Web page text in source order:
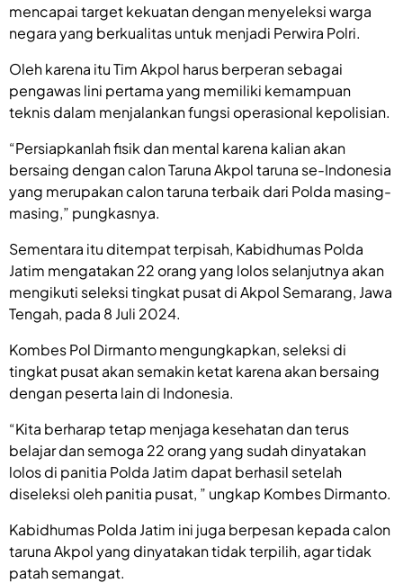
mencapai target kekuatan dengan menyeleksi warga
negara yang berkualitas untuk menjadi Perwira Polri.
Oleh karena itu Tim Akpol harus berperan sebagai
pengawas lini pertama yang memiliki kemampuan
teknis dalam menjalankan fungsi operasional kepolisian.
“Persiapkanlah fisik dan mental karena kalian akan
bersaing dengan calon Taruna Akpol taruna se-Indonesia
yang merupakan calon taruna terbaik dari Polda masing-
masing,” pungkasnya.
Sementara itu ditempat terpisah, Kabidhumas Polda
Jatim mengatakan 22 orang yang lolos selanjutnya akan
mengikuti seleksi tingkat pusat di Akpol Semarang, Jawa
Tengah, pada 8 Juli 2024.
Kombes Pol Dirmanto mengungkapkan, seleksi di
tingkat pusat akan semakin ketat karena akan bersaing
dengan peserta lain di Indonesia.
“Kita berharap tetap menjaga kesehatan dan terus
belajar dan semoga 22 orang yang sudah dinyatakan
lolos di panitia Polda Jatim dapat berhasil setelah
diseleksi oleh panitia pusat, ” ungkap Kombes Dirmanto.
Kabidhumas Polda Jatim ini juga berpesan kepada calon
taruna Akpol yang dinyatakan tidak terpilih, agar tidak
patah semangat.